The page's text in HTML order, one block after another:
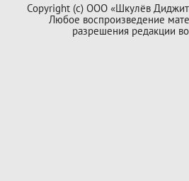
Copyright (с) ООО «Шкулёв
Любое воспроизведение
разрешения редакции